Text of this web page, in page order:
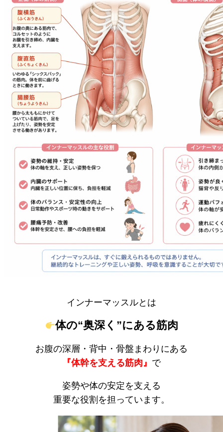
インナーマッスルとは
体の“奥深く”にある筋肉
お腹の深層・背中・骨盤まわりにある
『体幹を支える筋肉』 で
姿勢や体の安定を支える
重要な役割を担っています。